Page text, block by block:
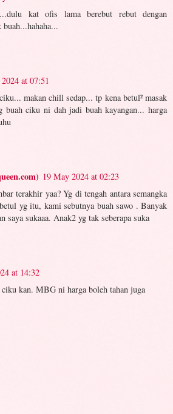
kat ofis lama berebut rebut dengan
at 07:51
makan chill sedap... tp kena betul² masak
buah ciku ni dah jadi buah kayangan... harga
19 May 2024 at 02:23
terakhir yaa? Yg di tengah antara semangka
yg itu, kami sebutnya buah sawo . Banyak
sukaaa. Anak2 yg tak seberapa suka
at 14:32
kan. MBG ni harga boleh tahan juga